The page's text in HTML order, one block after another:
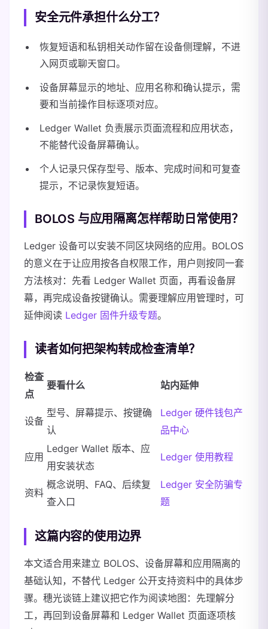
安全元件承担什么分工？
恢复短语和私钥相关动作留在设备侧理解，不进
入网页或聊天窗口。
设备屏幕显示的地址、应用名称和确认提示，需
要和当前操作目标逐项对应。
Ledger Wallet 负责展示页面流程和应用状态，
不能替代设备屏幕确认。
个人记录只保存型号、版本、完成时间和可复查
提示，不记录恢复短语。
BOLOS 与应用隔离怎样帮助日常使用？
Ledger 设备可以安装不同区块网络的应用。BOLOS
的意义在于让应用按各自权限工作，用户则按同一套
方法核对：先看 Ledger Wallet 页面，再看设备屏
幕，再完成设备按键确认。需要理解应用管理时，可
延伸阅读 Ledger 固件升级专题。
读者如何把架构转成检查清单？
检查
点
要看什么 站内延伸
设备
型号、屏幕提示、按键确
认
Ledger 硬件钱包产
品中心
应用
Ledger Wallet 版本、应
用安装状态
Ledger 使用教程
资料
概念说明、FAQ、后续复
查入口
Ledger 安全防骗专
题
这篇内容的使用边界
本文适合用来建立 BOLOS、设备屏幕和应用隔离的
基础认知，不替代 Ledger 公开支持资料中的具体步
骤。穗光谈链上建议把它作为阅读地图：先理解分
工，再回到设备屏幕和 Ledger Wallet 页面逐项核